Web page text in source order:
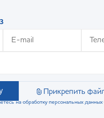
Прикрепить
на обработку персональных данных